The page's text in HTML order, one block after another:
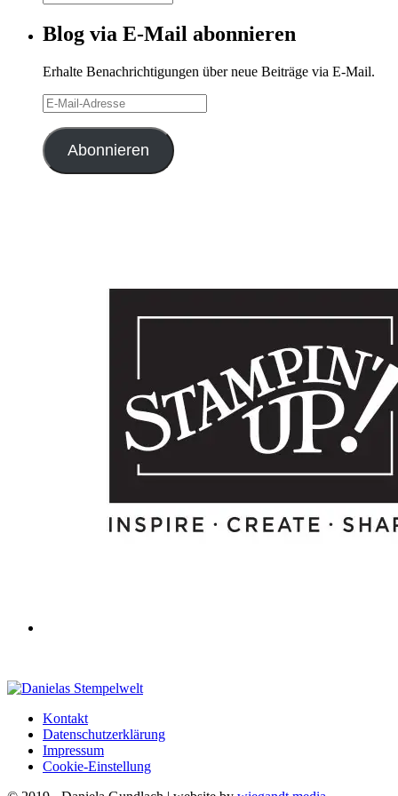
Blog via E-Mail abonnieren
Erhalte Benachrichtigungen über neue Beiträge via E-Mail.
E-
Mail-
Adresse
Abonnieren
Kontakt
Datenschutzerklärung
Impressum
Cookie-Einstellung